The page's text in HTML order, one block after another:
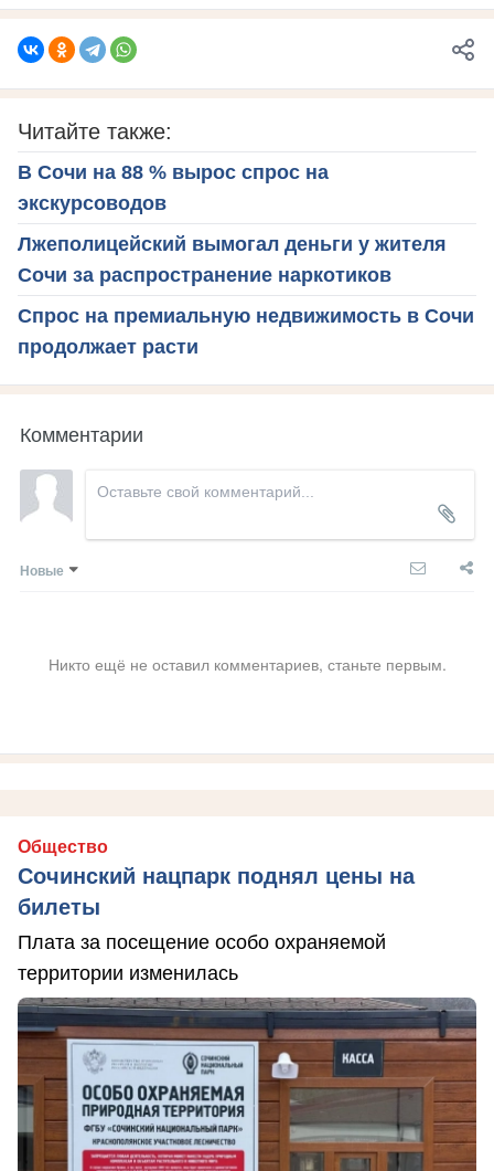
Читайте также:
В Сочи на 88 % вырос спрос на
экскурсоводов
Лжеполицейский вымогал деньги у жителя
Сочи за распространение наркотиков
Спрос на премиальную недвижимость в Сочи
продолжает расти
Комментарии
Новые
Никто ещё не оставил комментариев, станьте первым.
Общество
Сочинский нацпарк поднял цены на
билеты
Плата за посещение особо охраняемой
территории изменилась